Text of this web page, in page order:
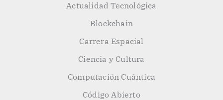
Actualidad Tecnológica
Blockchain
Carrera Espacial
Ciencia y Cultura
Computación Cuántica
Código Abierto